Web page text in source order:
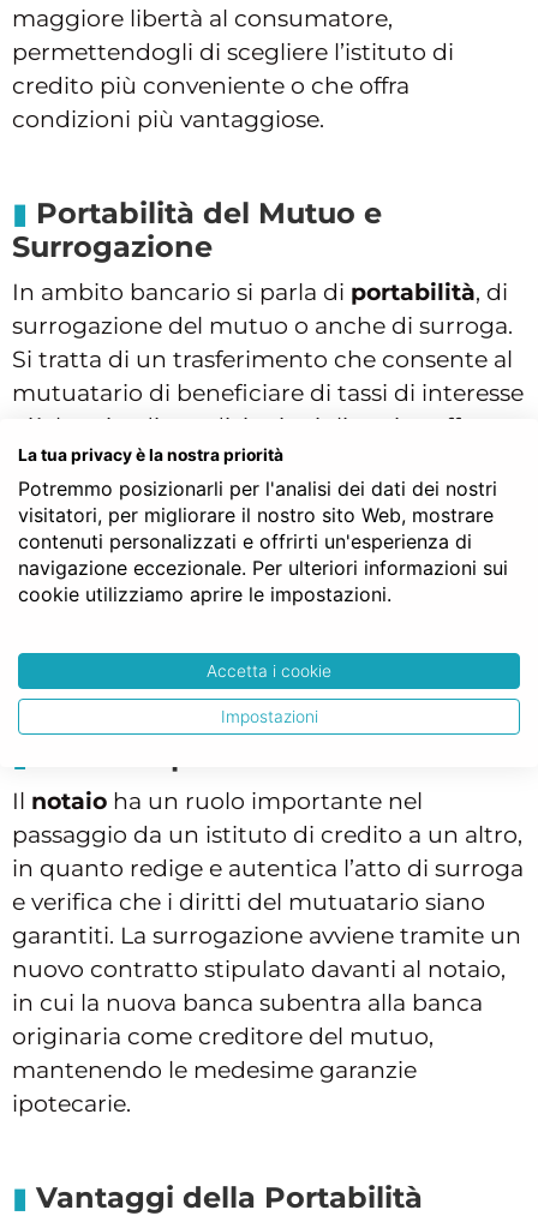
maggiore libertà al consumatore,
permettendogli di scegliere l’istituto di
credito più conveniente o che offra
condizioni più vantaggiose.
Portabilità del Mutuo e
Surrogazione
In ambito bancario si parla di portabilità, di
surrogazione del mutuo o anche di surroga.
Si tratta di un trasferimento che consente al
mutuatario di beneficiare di tassi di interesse
più bassi o di condizioni migliorative offerte
dalla nuova banca, senza dover sostenere le
spese di cancellazione e iscrizione di una
nuova ipoteca. La legge italiana, attraverso il
Decreto Bersani del 2007, ha stabilito che il
trasferimento del mutuo non deve
necessario il consenso della banca originaria.
Il notaio ha un ruolo importante nel
passaggio da un istituto di credito a un altro,
in quanto redige e autentica l’atto di surroga
e verifica che i diritti del mutuatario siano
garantiti. La surrogazione avviene tramite un
nuovo contratto stipulato davanti al notaio,
in cui la nuova banca subentra alla banca
originaria come creditore del mutuo,
mantenendo le medesime garanzie
ipotecarie.
Vantaggi della Portabilità
La tua privacy è la nostra priorità
Potremmo posizionarli per l'analisi dei dati dei nostri
visitatori, per migliorare il nostro sito Web, mostrare
contenuti personalizzati e offrirti un'esperienza di
navigazione eccezionale. Per ulteriori informazioni sui
cookie utilizziamo aprire le impostazioni.
Accetta i cookie
Impostazioni